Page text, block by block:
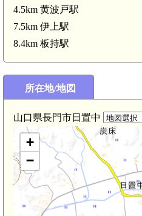
4.5km 黄波戸駅
7.5km 伊上駅
8.4km 板持駅
所在地/地図
山口県長門市日置中
+
−